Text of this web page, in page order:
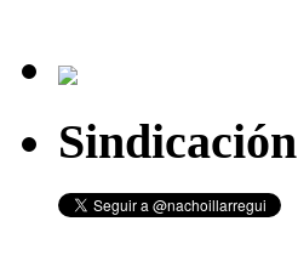
Sindicación